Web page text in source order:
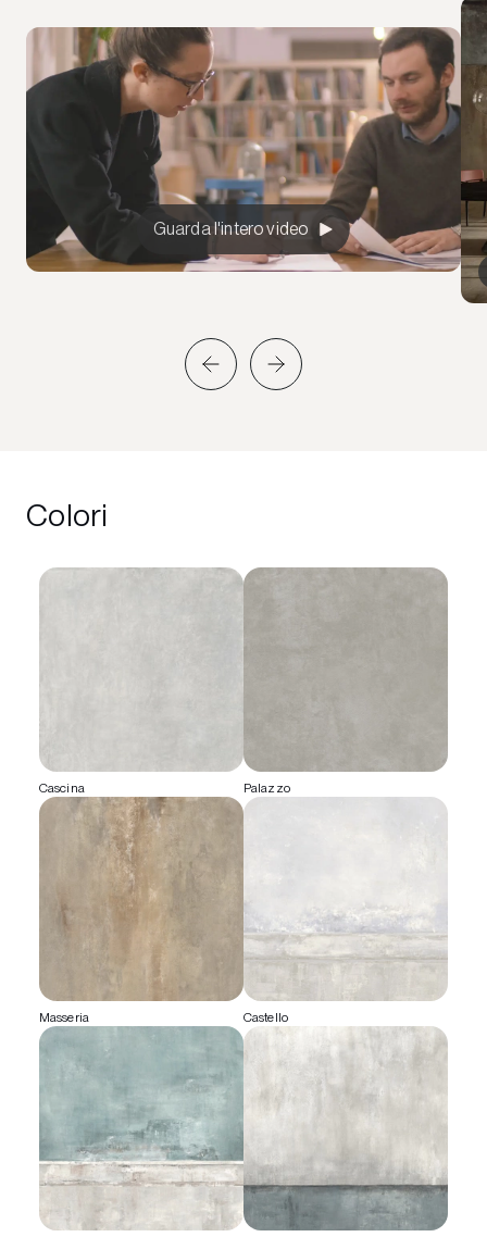
Guarda l'intero video
Colori
Cascina Palazzo
Masseria Castello